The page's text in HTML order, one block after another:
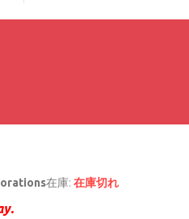
在庫: 在庫切れ